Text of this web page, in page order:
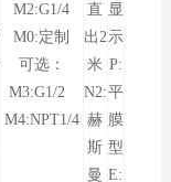
M2:G1/4
M0:定制
可选：
M3:G1/2
M4:NPT1/4
直
出2
米
N2:
赫
斯
曼
显
示
P:
平
膜
型
E: